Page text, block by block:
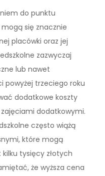
do punktu
się znacznie
placówki oraz jej
zazwyczaj
lub nawet
powyżej trzeciego roku
dodatkowe koszty
dodatkowymi.
często wiążą
które mogą
tysięcy złotych
że wyższa cena